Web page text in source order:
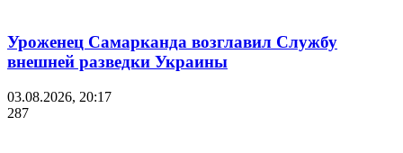
Уроженец Самарканда возглавил Службу
внешней разведки Украины
03.08.2026, 20:17
287